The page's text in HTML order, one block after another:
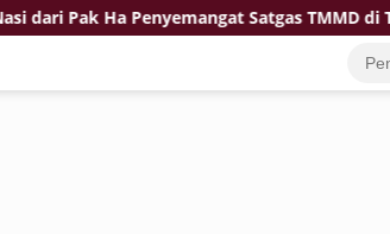
Pak Ha Penyemangat Satgas TMMD di